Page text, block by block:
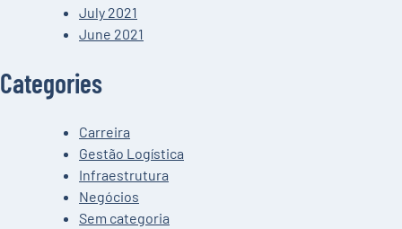
July 2021
June 2021
Categories
Carreira
Gestão Logística
Infraestrutura
Negócios
Sem categoria